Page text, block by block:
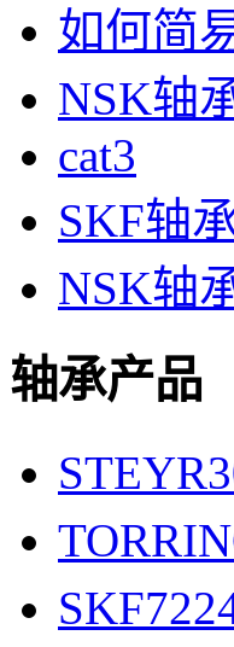
如何简
NSK轴
cat3
SKF轴
NSK轴
轴承产品